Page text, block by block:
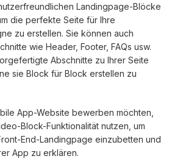
Landingpage-Blöcke
die perfekte Seite für Ihre
zu erstellen. Sie können auch
wie Header, Footer, FAQs usw.
Abschnitte zu Ihrer Seite
sie Block für Block erstellen zu
App-Website bewerben möchten,
Block-Funktionalität nutzen, um
End-Landingpage einzubetten und
App zu erklären.